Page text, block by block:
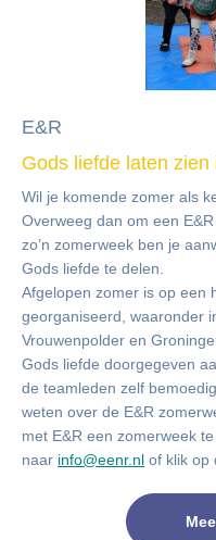
E&R
Gods liefde laten zien
Wil je komende zomer als
Overweeg dan om een
zo’n zomerweek ben je
Gods liefde te delen.
Afgelopen zomer is op een
georganiseerd, waaronder
Vrouwenpolder en
Gods liefde doorgegeven
de teamleden zelf
weten over de E&R
met E&R een zomerweek
naar info@eenr.nl of klik op